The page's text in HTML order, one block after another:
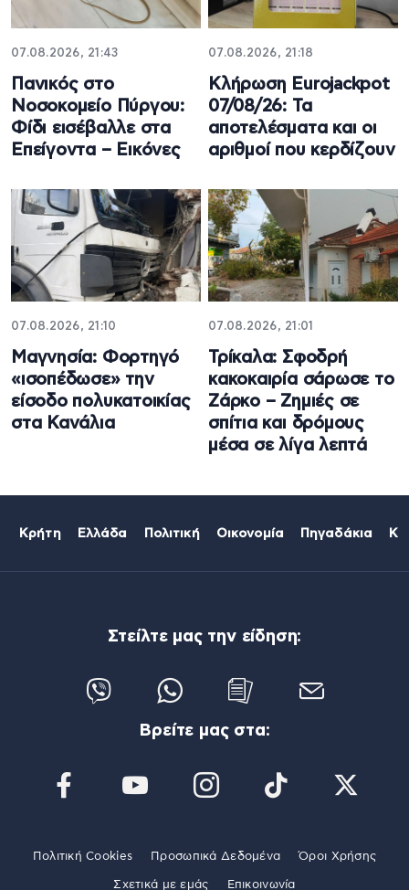
07.08.2026, 21:43
Πανικός στο
Νοσοκομείο Πύργου:
Φίδι εισέβαλλε στα
Επείγοντα – Εικόνες
07.08.2026, 21:18
Κλήρωση Eurojackpot
07/08/26: Τα
αποτελέσματα και οι
αριθμοί που κερδίζουν
07.08.2026, 21:10
Μαγνησία: Φορτηγό
«ισοπέδωσε» την
είσοδο πολυκατοικίας
στα Κανάλια
07.08.2026, 21:01
Τρίκαλα: Σφοδρή
κακοκαιρία σάρωσε το
Ζάρκο – Ζημιές σε
σπίτια και δρόμους
μέσα σε λίγα λεπτά
Κρήτη Ελλάδα Πολιτική Οικονομία Πηγαδάκια
Στείλτε μας την είδηση:
Βρείτε μας στα:
Πολιτική Cookies Προσωπικά Δεδομένα Όροι Χρήσης
Σχετικά με εμάς Επικοινωνία